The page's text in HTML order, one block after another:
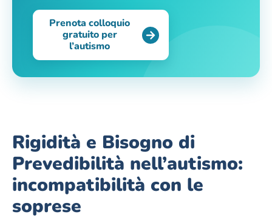
Prenota colloquio
gratuito per
l’autismo
Rigidità e Bisogno di
Prevedibilità nell’autismo:
incompatibilità con le
soprese